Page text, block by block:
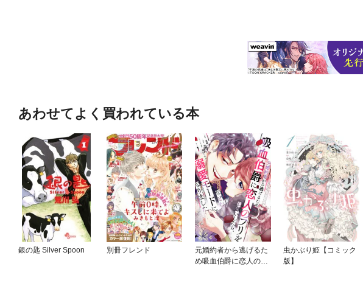
あわせてよく買われている本
銀の匙 Silver Spoon 別冊フレンド
元婚約者から逃げるた
め吸血伯爵に恋人のフ
虫かぶり姫【コミック
版】